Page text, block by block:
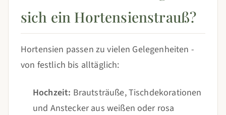
sich ein Hortensienstrauß?
Hortensien passen zu vielen Gelegenheiten -
von festlich bis alltäglich:
Hochzeit: Brautsträuße, Tischdekorationen
und Anstecker aus weißen oder rosa